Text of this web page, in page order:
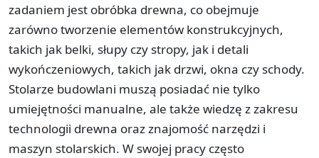
zadaniem jest obróbka drewna, co obejmuje
zarówno tworzenie elementów konstrukcyjnych,
takich jak belki, słupy czy stropy, jak i detali
wykończeniowych, takich jak drzwi, okna czy schody.
Stolarze budowlani muszą posiadać nie tylko
umiejętności manualne, ale także wiedzę z zakresu
technologii drewna oraz znajomość narzędzi i
maszyn stolarskich. W swojej pracy często